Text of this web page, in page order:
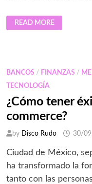
ECOMMERCE
OMNICANAL:
DESARROLLAR
ESTRATEGIA
EN
CLIENTE
READ MORE
BANCOS / FINANZAS /
TECNOLOGÍA
¿Cómo tener
commerce?
by Disco Rudo 30/
Ciudad de México,
ha transformado la
tanto con las